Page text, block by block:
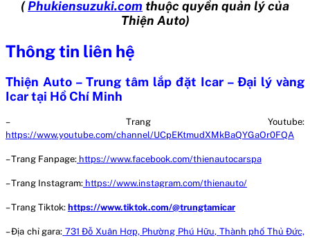
(Phukiensuzuki.com thuộc quyền quản lý của
Thiện Auto)
Thông tin liên hệ
Thiện Auto – Trung tâm lắp đặt Icar – Đại lý vàng
Icar tại Hồ Chí Minh
– Trang Youtube:
https://www.youtube.com/channel/UCpEKtmudXMkBaQYGaOr0FQA
– Trang Fanpage: https://www.facebook.com/thienautocarspa
– Trang Instagram: https://www.instagram.com/thienauto/
– Trang Tiktok: https://www.tiktok.com/@trungtamicar
– Địa chỉ gara: 731 Đỗ Xuân Hợp, Phường Phú Hữu, Thành phố Thủ Đức,